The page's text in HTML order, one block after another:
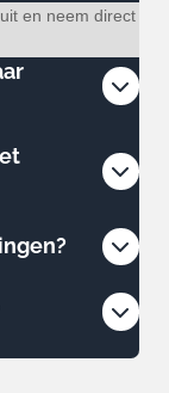
en neem direct